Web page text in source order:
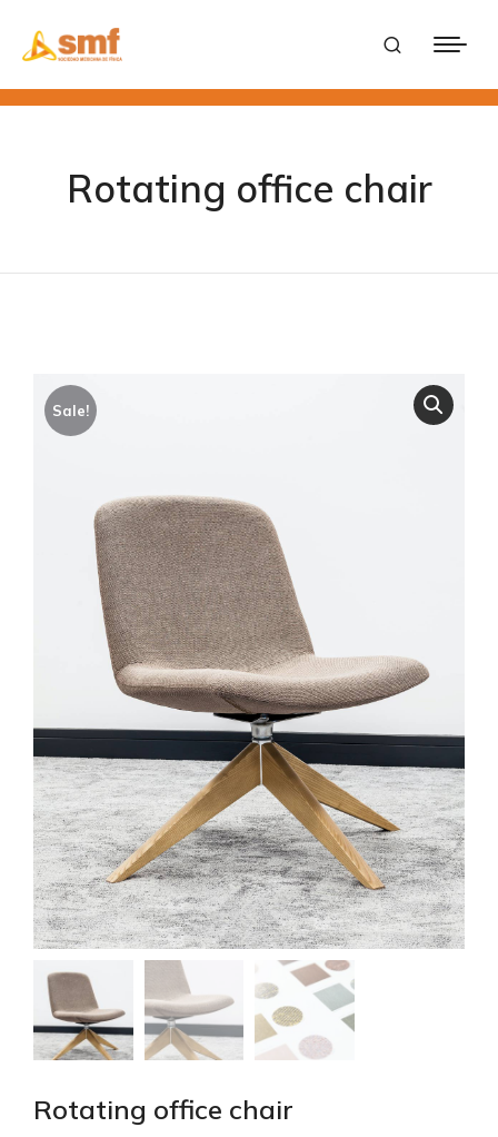
Rotating office chair
Sale!
Rotating office chair